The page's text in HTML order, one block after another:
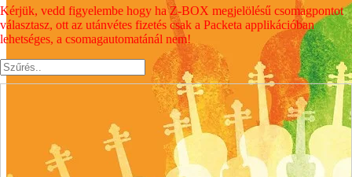
Kérjük, vedd figyelembe hogy ha Z-BOX megjelölésű csomagpontot
választasz, ott az utánvétes fizetés csak a Packeta applikációban
lehetséges, a csomagautomatánál nem!